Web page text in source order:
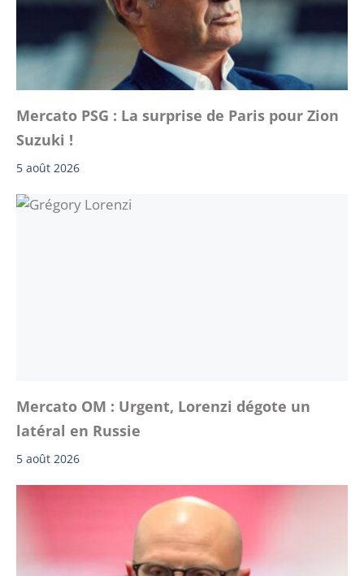
Mercato PSG : La surprise de Paris pour Zion
Suzuki !
5 août 2026
Mercato OM : Urgent, Lorenzi dégote un
latéral en Russie
5 août 2026